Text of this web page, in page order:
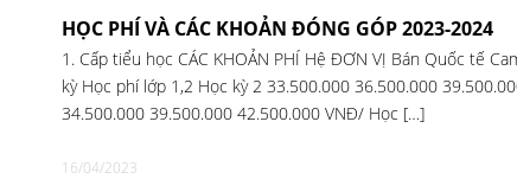
HỌC PHÍ VÀ CÁC KHOẢN ĐÓNG GÓP 2023-2024
1. Cấp tiểu học CÁC KHOẢN PHÍ Hệ ĐƠN VỊ Bán Quốc tế
kỳ Học phí lớp 1,2 Học kỳ 2 33.500.000 36.500.000
34.500.000 39.500.000 42.500.000 VNĐ/ Học […]
16/04/2023